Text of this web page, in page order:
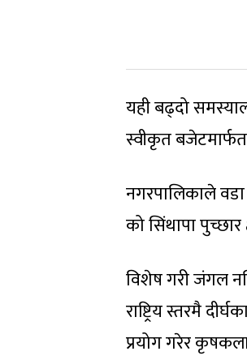
यही बढ्दो
स्वीकृत
नगरपालिकाले
को सिंथापा
विशेष गरी जंगल
राष्ट्रिय स्तरमै
प्रयोग गरेर